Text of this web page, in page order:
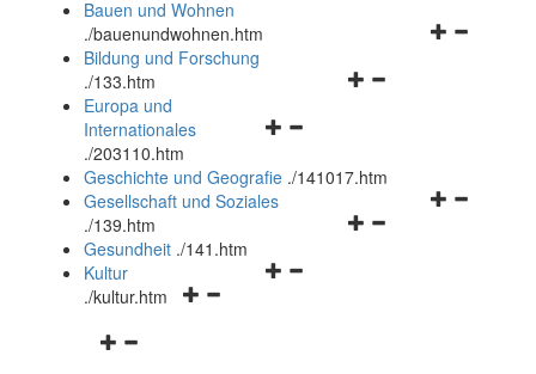
Bauen und Wohnen
./bauenundwohnen.htm
Navigationsmenü
Bildung und Forschung
./133.htm
Navigationsmenü
und
schließen
Europa und
Internationales
./203110.htm
Geschichte und Geografie ./141017.htm
Navigationsmenü
Gesellschaft und Soziales
./139.htm
Navigationsmenü
Gesundheit ./141.htm
Navigationsmenü
Kultur
./kultur.htm
Navigationsmenü